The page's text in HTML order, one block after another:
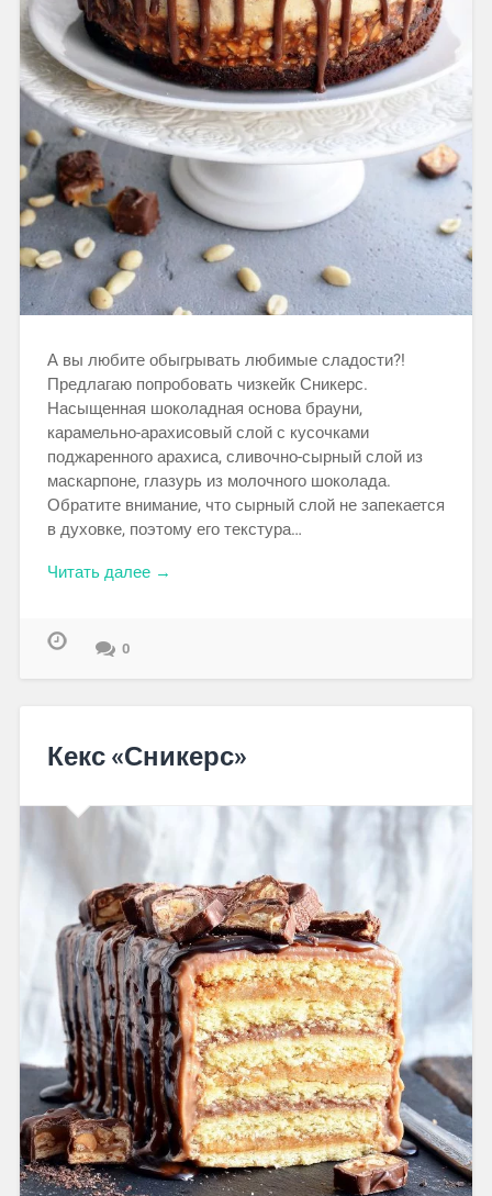
А вы любите обыгрывать любимые сладости?!
Предлагаю попробовать чизкейк Сникерс.
Насыщенная шоколадная основа брауни,
карамельно-арахисовый слой с кусочками
поджаренного арахиса, сливочно-сырный слой из
маскарпоне, глазурь из молочного шоколада.
Обратите внимание, что сырный слой не запекается
в духовке, поэтому его текстура…
Читать далее →
0
Кекс «Сникерс»